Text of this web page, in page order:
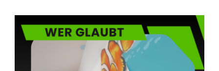
KONTAKT AUFNEHMEN